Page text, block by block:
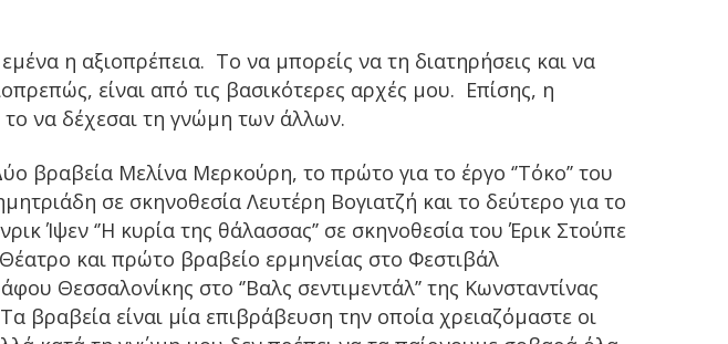
εμένα η αξιοπρέπεια. Το να μπορείς να τη διατηρήσεις και να
είναι από τις βασικότερες αρχές μου. Επίσης, η
να δέχεσαι τη γνώμη των άλλων.
βραβεία Μελίνα Μερκούρη, το πρώτο για το έργο ‘’Τόκο’’ του
σε σκηνοθεσία Λευτέρη Βογιατζή και το δεύτερο για το
Ίψεν ‘’Η κυρία της θάλασσας’’ σε σκηνοθεσία του Έρικ Στούπε
και πρώτο βραβείο ερμηνείας στο Φεστιβάλ
Θεσσαλονίκης στο ‘’Βαλς σεντιμεντάλ’’ της Κωνσταντίνας
βραβεία είναι μία επιβράβευση την οποία χρειαζόμαστε οι